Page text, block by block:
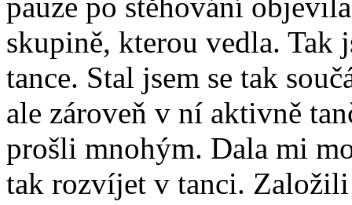
pauze po stěhování
skupině, kterou vedla. Tak
tance. Stal jsem se tak
ale zároveň v ní aktivně
prošli mnohým. Dala mi
tak rozvíjet v tanci. Založili